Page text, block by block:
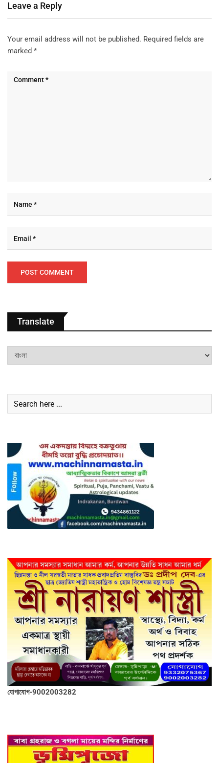
Leave a Reply
Your email address will not be published. Required fields are
marked *
Translate
যোগাযোগ-9002003282